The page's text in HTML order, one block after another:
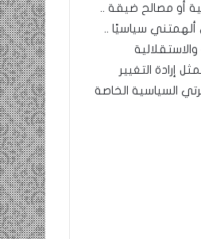
أو مصالح ضيقة ..
ألهمتني سياسيًا ..
إرادة التغيير
السياسية الخاصة